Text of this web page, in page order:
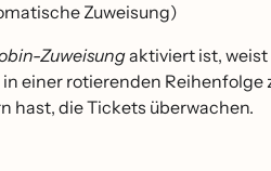
Zuweisung)
Zuweisungaktiviert ist,
einer rotierenden Reihenfolge
hast, die Tickets überwachen.